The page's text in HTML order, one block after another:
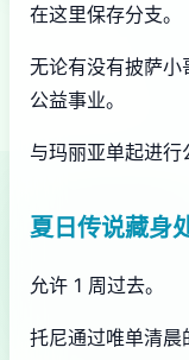
在这里保存分支。
无论有没有披萨
公益事业。
与玛丽亚单起进行
夏日传说藏身
允许 1 周过去。
托尼通过唯单清晨